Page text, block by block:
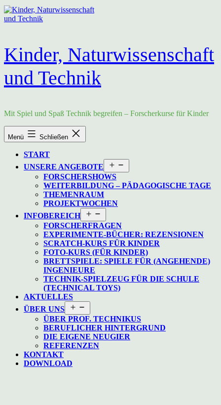
Zum
Inhalt
Kinder, Naturwissenschaft
und Technik
Mit Spiel und Spaß Technik begreifen – Forscherkurse für Kinder
Menü Schließen
START
UNSERE ANGEBOTE
öffnen
FORSCHERSHOWS
WEITERBILDUNG – PÄDAGOGISCHE TAGE
THEMENRAUM
PROJEKTWOCHEN
INFOBEREICH
öffnen
FORSCHERFRAGEN
EXPERIMENTE-BÜCHER: REZENSIONEN
SCRATCH-KURS FÜR KINDER
FOTO-KURS (FÜR KINDER)
BRETTSPIELE: SPIELE FÜR (ANGEHENDE)
INGENIEURE
TECHNIK-SPIELZEUG FÜR DIE SCHULE
(TECHNICAL TOYS)
AKTUELLES
ÜBER UNS
öffnen
ÜBER PROF. TECHNIKUS
BERUFLICHER HINTERGRUND
DIE EIGENE NEUGIER
REFERENZEN
KONTAKT
DOWNLOAD